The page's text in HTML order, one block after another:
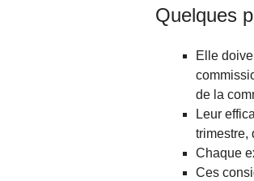
Quelques
Elle
de la
Leur
trimestre,
Chaque
Ces